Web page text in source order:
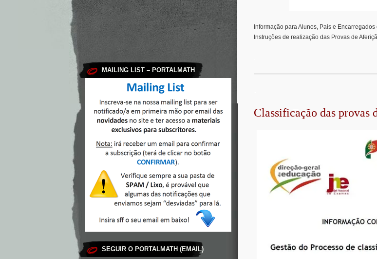
MAILING LIST – PORTALMATH
SEGUIR O PORTALMATH (EMAIL)
Informação para Alunos, Pais e
Instruções de realização das Provas de
Classificação das provas